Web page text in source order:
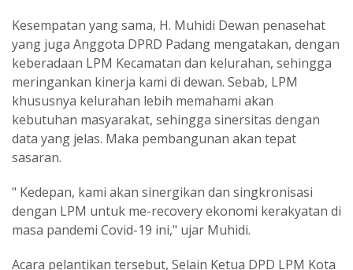
Kesempatan yang sama, H. Muhidi Dewan penasehat
yang juga Anggota DPRD Padang mengatakan, dengan
keberadaan LPM Kecamatan dan kelurahan, sehingga
meringankan kinerja kami di dewan. Sebab, LPM
khususnya kelurahan lebih memahami akan
kebutuhan masyarakat, sehingga sinersitas dengan
data yang jelas. Maka pembangunan akan tepat
sasaran.
" Kedepan, kami akan sinergikan dan singkronisasi
dengan LPM untuk me-recovery ekonomi kerakyatan di
masa pandemi Covid-19 ini," ujar Muhidi.
Acara pelantikan tersebut, Selain Ketua DPD LPM Kota